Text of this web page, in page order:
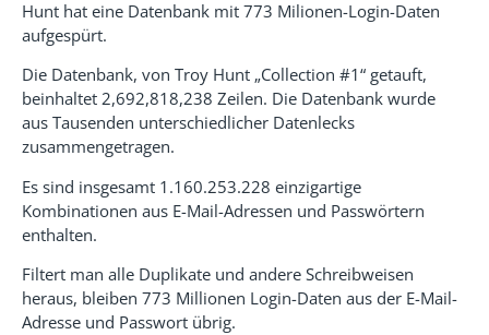
Hunt hat eine Datenbank mit 773 Milionen-Login-Daten
aufgespürt.
Die Datenbank, von Troy Hunt „Collection #1“ getauft,
beinhaltet 2,692,818,238 Zeilen. Die Datenbank wurde
aus Tausenden unterschiedlicher Datenlecks
zusammengetragen.
Es sind insgesamt 1.160.253.228 einzigartige
Kombinationen aus E-Mail-Adressen und Passwörtern
enthalten.
Filtert man alle Duplikate und andere Schreibweisen
heraus, bleiben 773 Millionen Login-Daten aus der E-Mail-
Adresse und Passwort übrig.